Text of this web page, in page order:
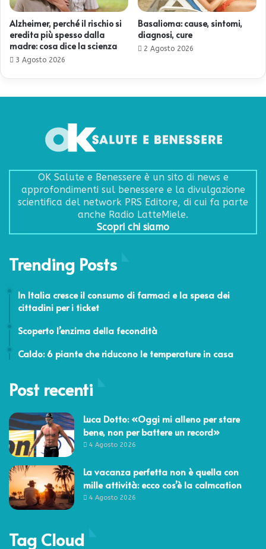
Alzheimer, perché il rischio si
eredita più spesso dalla
madre: cosa dice la scienza
3 Agosto 2026
Basalioma: cause, sintomi,
diagnosi, cure
2 Agosto 2026
OK Salute e Benessere è un sito di news e
approfondimenti sul benessere e la divulgazione
scientifica del network PRS Editore, di cui fa parte
anche Radio LatteMiele.
Scopri chi siamo
Trending Posts
In Italia cresce il consumo di farmaci e la spesa dei
cittadini per i ticket
Scoperto l’enzima della fecondità
Caldo: 6 piante che riducono le temperature in casa
Post recenti
Luca Dotto: «Oggi mi alleno per stare
bene, non per battere un record»
4 Agosto 2026
La vacanza perfetta non è quella con
mille attività: ecco cos’è la calmcation
4 Agosto 2026
Tag Cloud